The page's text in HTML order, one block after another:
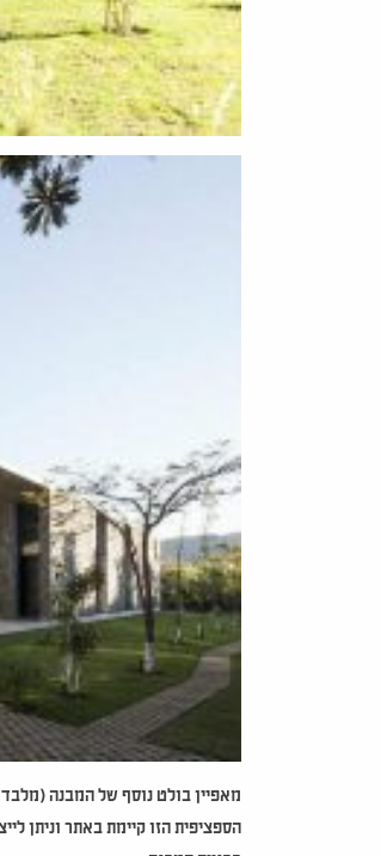
מאפיין בולט נוסף של המבנה
הספציפית הזו קיימת באתר וניתן